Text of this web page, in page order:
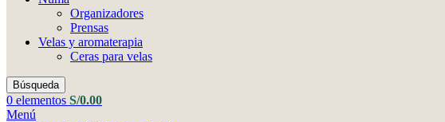
Organizadores
Prensas
Velas y aromaterapia
Ceras para velas
Búsqueda
0 elementos S/0.00
Menú